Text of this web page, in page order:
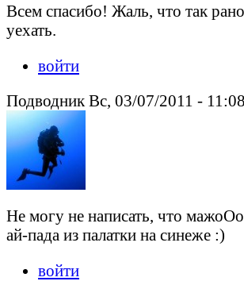
Всем спасибо! Жаль, что так
уехать.
войти
Подводник Вс, 03/07/2011 - 11:08
Не могу не написать, что
ай-пада из палатки на синеже :)
войти